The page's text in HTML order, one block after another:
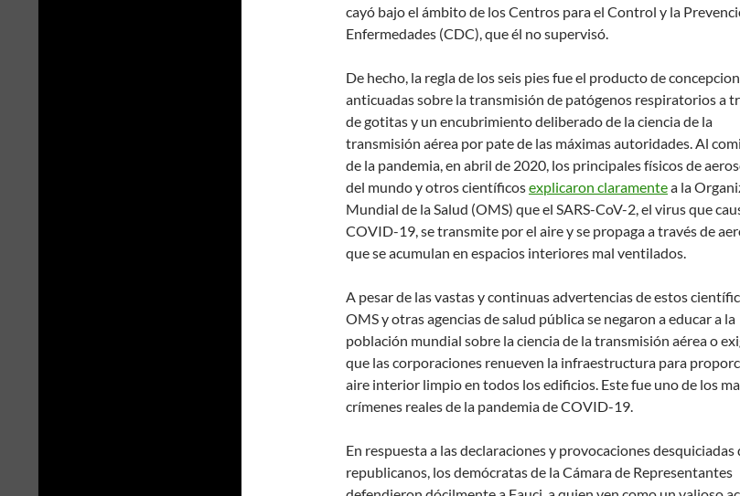
cayó bajo el ámbito de los Centros para el Control y la
Enfermedades (CDC), que él no supervisó.
De hecho, la regla de los seis pies fue el producto de
anticuadas sobre la transmisión de patógenos respiratorios a
de gotitas y un encubrimiento deliberado de la ciencia de la
transmisión aérea por pate de las máximas autoridades. Al
de la pandemia, en abril de 2020, los principales físicos de
del mundo y otros científicosexplicaron claramentea la
Mundial de la Salud (OMS) que el SARS-CoV-2, el virus que
COVID-19, se transmite por el aire y se propaga a través de
que se acumulan en espacios interiores mal ventilados.
A pesar de las vastas y continuas advertencias de estos
OMS y otras agencias de salud pública se negaron a educar a la
población mundial sobre la ciencia de la transmisión aérea o
que las corporaciones renueven la infraestructura para
aire interior limpio en todos los edificios. Este fue uno de los
crímenes reales de la pandemia de COVID-19.
En respuesta a las declaraciones y provocaciones desquiciadas
republicanos, los demócratas de la Cámara de Representantes